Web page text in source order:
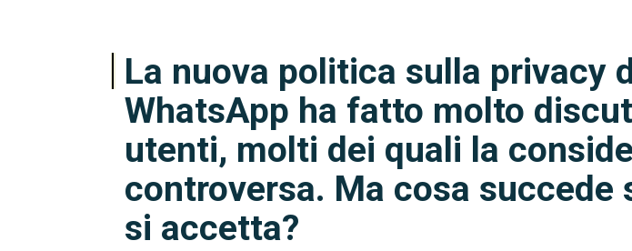
La nuova politica sulla privacy
WhatsApp ha fatto molto
utenti, molti dei quali la
controversa. Ma cosa succede
si accetta?